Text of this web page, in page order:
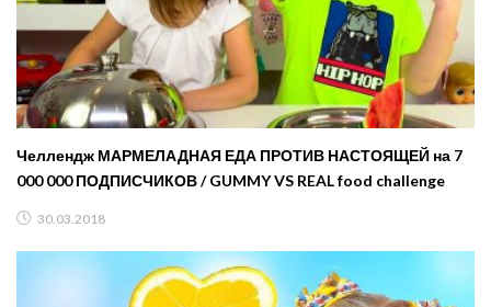
Челлендж МАРМЕЛАДНАЯ ЕДА ПРОТИВ НАСТОЯЩЕЙ на 7
000 000 ПОДПИСЧИКОВ / GUMMY VS REAL food challenge
30.03.2018